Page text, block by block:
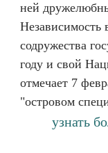
ней
Независимость
содружества
году и свой
отмечает 7
"островом
узнать